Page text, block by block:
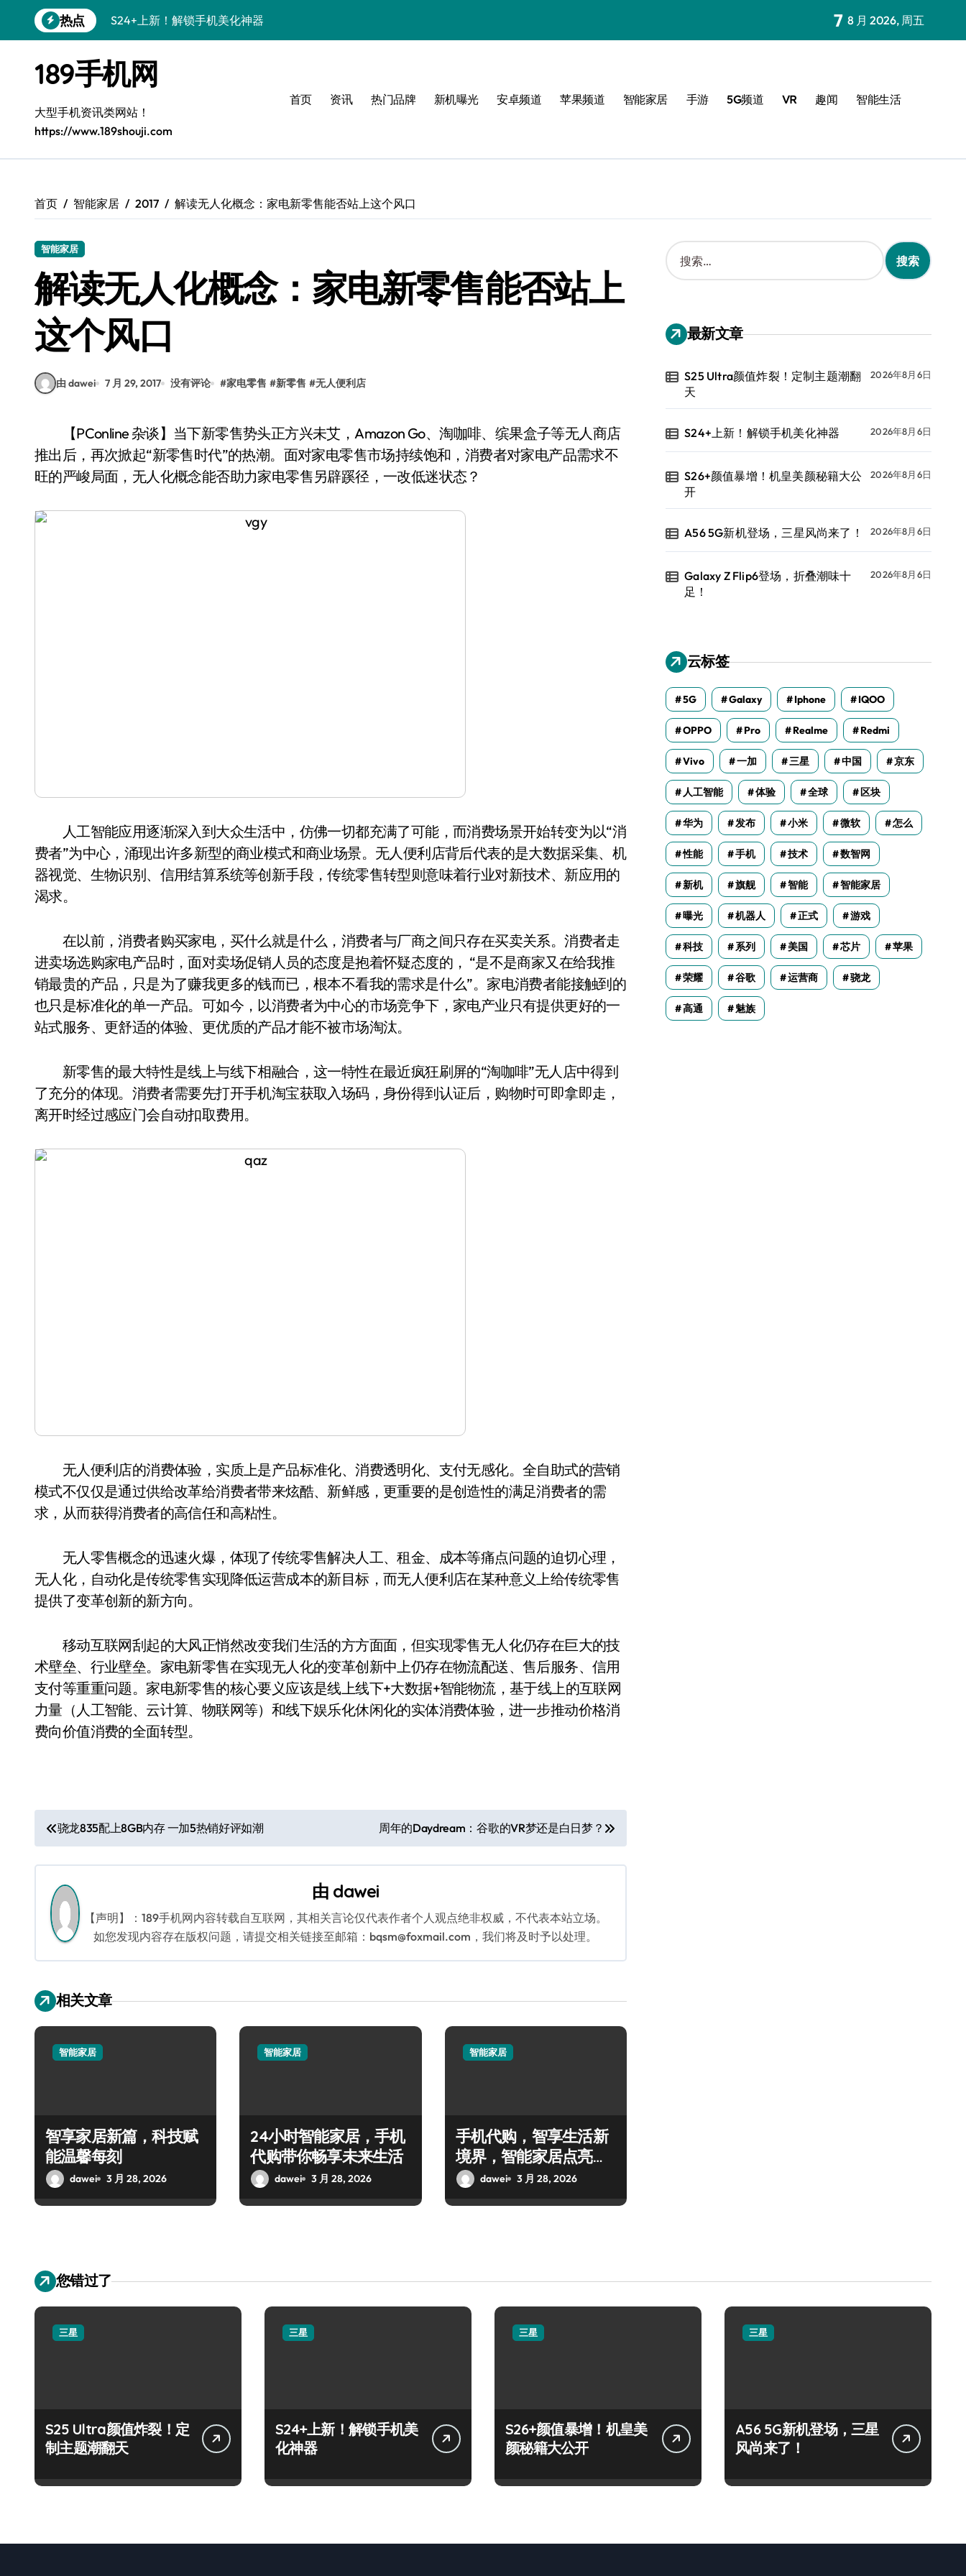
到
热点
S24+上新！解锁手机美化神器
A56 5G新机登场，三星风尚来了！
Galaxy Z Flip6登场，折叠潮味十足！
三星S26上手必学：个性化美化全攻略
S25美化秘籍：个性潮玩，炫酷一机搞定！
Galaxy C55 5G登场，颜值巅峰来了！
S25 Ultra颜值炸裂！定制主题潮翻天
7 8 月 2026, 周五
189手机网
大型手机资讯类网站！
https://www.189shouji.com
首页 资讯 热门品牌 新机曝光 安卓频道 苹果频道 智能家居 手游 5G频道 VR 趣闻 智能生活
首页 智能家居 2017 解读无人化概念：家电新零售能否站上这个风口
智能家居
解读无人化概念：家电新零售能否站上
这个风口
由 dawei 7 月 29, 2017 没有评论 #家电零售 #新零售 #无人便利店
【PConline 杂谈】当下新零售势头正方兴未艾，Amazon Go、淘咖啡、缤果盒子等无人商店
推出后，再次掀起“新零售时代”的热潮。面对家电零售市场持续饱和，消费者对家电产品需求不
旺的严峻局面，无人化概念能否助力家电零售另辟蹊径，一改低迷状态？
人工智能应用逐渐深入到大众生活中，仿佛一切都充满了可能，而消费场景开始转变为以“消
费者”为中心，涌现出许多新型的商业模式和商业场景。无人便利店背后代表的是大数据采集、机
器视觉、生物识别、信用结算系统等创新手段，传统零售转型则意味着行业对新技术、新应用的
渴求。
在以前，消费者购买家电，买什么就是什么，消费者与厂商之间只存在买卖关系。消费者走
进卖场选购家电产品时，面对卖场促销人员的态度是抱着怀疑态度的， “是不是商家又在给我推
销最贵的产品，只是为了赚我更多的钱而已，根本不看我的需求是什么”。家电消费者能接触到的
也只是标准化的单一产品。可如今，以消费者为中心的市场竞争下，家电产业只有提供更好的一
站式服务、更舒适的体验、更优质的产品才能不被市场淘汰。
新零售的最大特性是线上与线下相融合，这一特性在最近疯狂刷屏的“淘咖啡”无人店中得到
了充分的体现。消费者需要先打开手机淘宝获取入场码，身份得到认证后，购物时可即拿即走，
离开时经过感应门会自动扣取费用。
无人便利店的消费体验，实质上是产品标准化、消费透明化、支付无感化。全自助式的营销
模式不仅仅是通过供给改革给消费者带来炫酷、新鲜感，更重要的是创造性的满足消费者的需
求，从而获得消费者的高信任和高粘性。
无人零售概念的迅速火爆，体现了传统零售解决人工、租金、成本等痛点问题的迫切心理，
无人化，自动化是传统零售实现降低运营成本的新目标，而无人便利店在某种意义上给传统零售
提供了变革创新的新方向。
移动互联网刮起的大风正悄然改变我们生活的方方面面，但实现零售无人化仍存在巨大的技
术壁垒、行业壁垒。家电新零售在实现无人化的变革创新中上仍存在物流配送、售后服务、信用
支付等重重问题。家电新零售的核心要义应该是线上线下+大数据+智能物流，基于线上的互联网
力量（人工智能、云计算、物联网等）和线下娱乐化休闲化的实体消费体验，进一步推动价格消
费向价值消费的全面转型。
文
章
导
航
骁龙835配上8GB内存 一加5热销好评如潮 周年的Daydream：谷歌的VR梦还是白日梦？
由 dawei
【声明】：189手机网内容转载自互联网，其相关言论仅代表作者个人观点绝非权威，不代表本站立场。
如您发现内容存在版权问题，请提交相关链接至邮箱：bqsm@foxmail.com，我们将及时予以处理。
相关文章
智能家居
智享家居新篇，科技赋
能温馨每刻
dawei 3 月 28, 2026
智能家居
24小时智能家居，手机
代购带你畅享未来生活
dawei 3 月 28, 2026
智能家居
手机代购，智享生活新
境界，智能家居点亮日
常体验
dawei 3 月 28, 2026
搜
索
：
最新文章
S25 Ultra颜值炸裂！定制主题潮翻
天
2026年8月6日
S24+上新！解锁手机美化神器 2026年8月6日
S26+颜值暴增！机皇美颜秘籍大公
开
2026年8月6日
A56 5G新机登场，三星风尚来了！ 2026年8月6日
Galaxy Z Flip6登场，折叠潮味十
足！
2026年8月6日
云标签
5G Galaxy Iphone IQOO
OPPO Pro Realme Redmi
Vivo 一加 三星 中国 京东
人工智能 体验 全球 区块
华为 发布 小米 微软 怎么
性能 手机 技术 数智网
新机 旗舰 智能 智能家居
曝光 机器人 正式 游戏
科技 系列 美国 芯片 苹果
荣耀 谷歌 运营商 骁龙
高通 魅族
您错过了
三星
S25 Ultra颜值炸裂！定
制主题潮翻天
三星
S24+上新！解锁手机美
化神器
三星
S26+颜值暴增！机皇美
颜秘籍大公开
三星
A56 5G新机登场，三星
风尚来了！